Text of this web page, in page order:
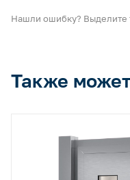
Нашли ошибку? Выделите
Также